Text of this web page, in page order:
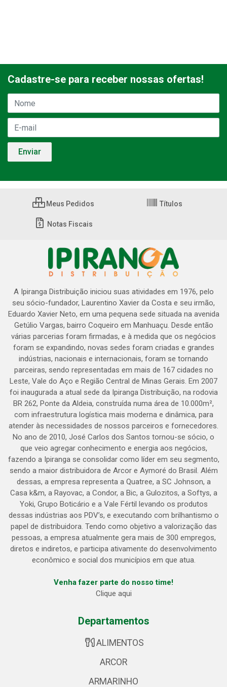
Cadastre-se para receber nossas ofertas!
Meus Pedidos Títulos
Notas Fiscais
A Ipiranga Distribuição iniciou suas atividades em 1976, pelo
seu sócio-fundador, Laurentino Xavier da Costa e seu irmão,
Eduardo Xavier Neto, em uma pequena sede situada na avenida
Getúlio Vargas, bairro Coqueiro em Manhuaçu. Desde então
várias parcerias foram firmadas, e à medida que os negócios
foram se expandindo, novas sedes foram criadas e grandes
indústrias, nacionais e internacionais, foram se tornando
parceiras, sendo representadas em mais de 167 cidades no
Leste, Vale do Aço e Região Central de Minas Gerais. Em 2007
foi inaugurada a atual sede da Ipiranga Distribuição, na rodovia
BR 262, Ponte da Aldeia, construída numa área de 10.000m²,
com infraestrutura logística mais moderna e dinâmica, para
atender às necessidades de nossos parceiros e fornecedores.
No ano de 2010, José Carlos dos Santos tornou-se sócio, o
que veio agregar conhecimento e energia aos negócios,
fazendo a Ipiranga se consolidar como líder em seu segmento,
sendo a maior distribuidora de Arcor e Aymoré do Brasil. Além
dessas, a empresa representa a Quatree, a SC Johnson, a
Casa k&m, a Rayovac, a Condor, a Bic, a Gulozitos, a Softys, a
Yoki, Grupo Boticário e a Vale Fértil levando os produtos
dessas indústrias aos PDV’s, e executando com brilhantismo o
papel de distribuidora. Tendo como objetivo a valorização das
pessoas, a empresa atualmente gera mais de 300 empregos,
diretos e indiretos, e participa ativamente do desenvolvimento
econômico e social dos municípios em que atua.
Venha fazer parte do nosso time!
Clique aqui
Departamentos
ALIMENTOS
ARCOR
ARMARINHO